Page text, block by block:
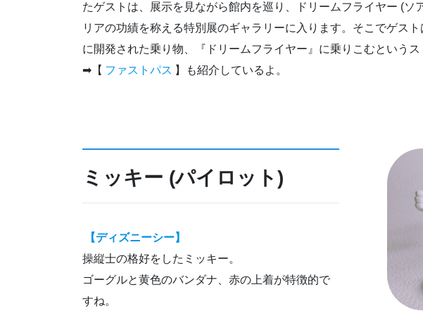
たゲストは、展示を見ながら館内を巡り、ドリームフライヤー (ソ
リアの功績を称える特別展のギャラリーに入ります。そこでゲス
に開発された乗り物、『ドリームフライヤー』に乗りこむというス
➡【 ファストパス 】も紹介しているよ。
ミッキー (パイロット)
【ディズニーシー】
操縦士の格好をしたミッキー。
ゴーグルと黄色のバンダナ、赤の上着が特徴的で
すね。